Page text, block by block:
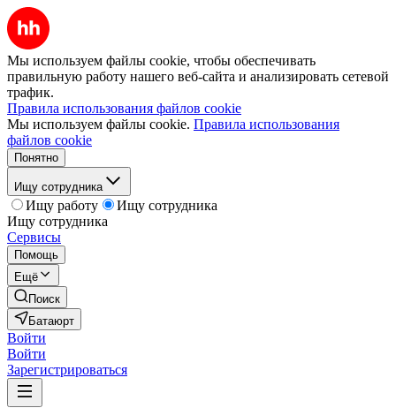
Мы используем файлы cookie, чтобы обеспечивать
правильную работу нашего веб-сайта и анализировать сетевой
трафик.
Правила использования файлов cookie
Мы используем файлы cookie. Правила использования
файлов cookie
Понятно
Ищу сотрудника
Ищу работу
Ищу сотрудника
Ищу сотрудника
Сервисы
Помощь
Ещё
Поиск
Батаюрт
Войти
Войти
Зарегистрироваться